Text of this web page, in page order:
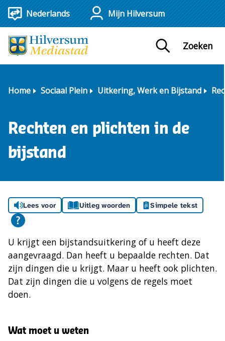
Mijn Hilversum
Zoeken
Home Sociaal Plein Uitkering, Werk en Bijstand
Rechten en plichten in de
bijstand
Lees voor Uitleg woorden Simpele tekst
U krijgt een bijstandsuitkering of u heeft deze
aangevraagd. Dan heeft u bepaalde rechten. Dat
zijn dingen die u krijgt. Maar u heeft ook plichten.
Dat zijn dingen die u volgens de regels moet
doen.
Wat moet u weten